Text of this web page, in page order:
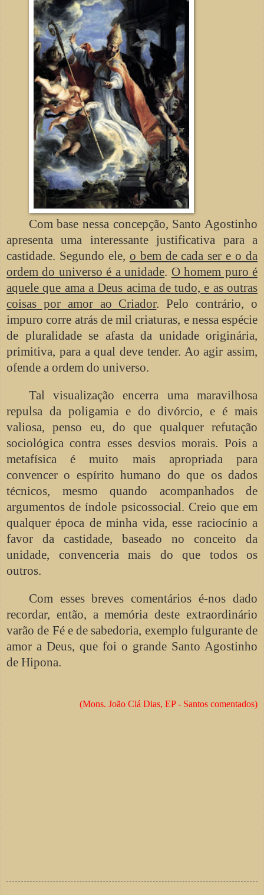
Com base nessa concepção, Santo Agostinho
apresenta uma interessante justificativa para a
castidade. Segundo ele, o bem de cada ser e o da
ordem do universo é a unidade. O homem puro é
aquele que ama a Deus acima de tudo, e as outras
coisas por amor ao Criador. Pelo contrário, o
impuro corre atrás de mil criaturas, e nessa espécie
de pluralidade se afasta da unidade originária,
primitiva, para a qual deve tender. Ao agir assim,
ofende a ordem do universo.
Tal visualização encerra uma maravilhosa
repulsa da poligamia e do divórcio, e é mais
valiosa, penso eu, do que qualquer refutação
sociológica contra esses desvios morais. Pois a
metafísica é muito mais apropriada para
convencer o espírito humano do que os dados
técnicos, mesmo quando acompanhados de
argumentos de índole psicossocial. Creio que em
qualquer época de minha vida, esse raciocínio a
favor da castidade, baseado no conceito da
unidade, convenceria mais do que todos os
outros.
Com esses breves comentários é-nos dado
recordar, então, a memória deste extraordinário
varão de Fé e de sabedoria, exemplo fulgurante de
amor a Deus, que foi o grande Santo Agostinho
de Hipona.
(Mons. João Clá Dias, EP - Santos comentados)